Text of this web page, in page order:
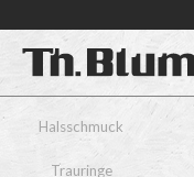
Halsschmuck
Trauringe